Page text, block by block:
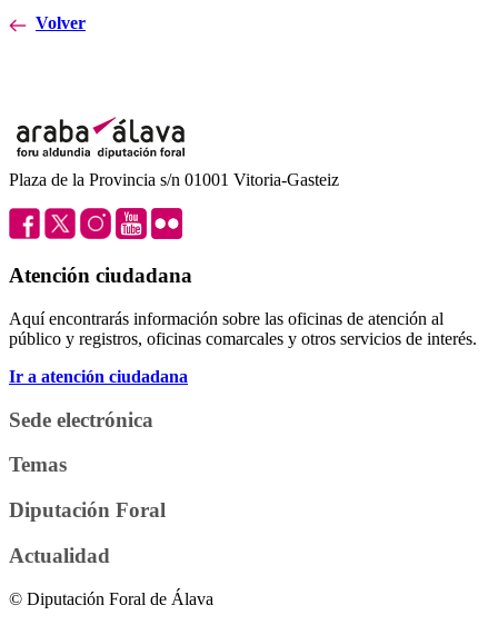
Volver
Plaza de la Provincia s/n 01001 Vitoria-Gasteiz
Atención ciudadana
Aquí encontrarás información sobre las oficinas de atención al
público y registros, oficinas comarcales y otros servicios de interés.
Ir a atención ciudadana
Sede electrónica
Temas
Diputación Foral
Actualidad
© Diputación Foral de Álava